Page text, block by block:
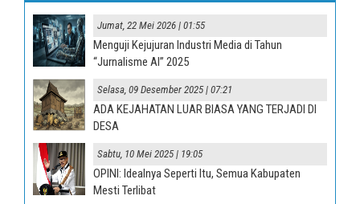
Jumat, 22 Mei 2026 | 01:55
Menguji Kejujuran Industri Media di Tahun
“Jurnalisme AI” 2025
Selasa, 09 Desember 2025 | 07:21
ADA KEJAHATAN LUAR BIASA YANG TERJADI DI
DESA
Sabtu, 10 Mei 2025 | 19:05
OPINI: Idealnya Seperti Itu, Semua Kabupaten
Mesti Terlibat